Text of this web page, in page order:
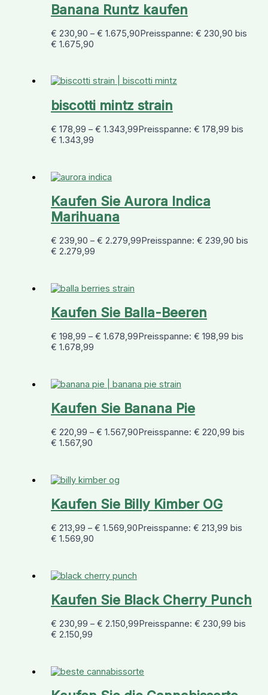
Banana Runtz kaufen
€ 230,90 –€ 1.675,90Preisspanne: € 230,90 bis
€ 1.675,90
biscotti mintz strain
€ 178,99 –€ 1.343,99Preisspanne: € 178,99 bis
€ 1.343,99
Kaufen Sie Aurora Indica
Marihuana
€ 239,90 –€ 2.279,99Preisspanne: € 239,90 bis
€ 2.279,99
Kaufen Sie Balla-Beeren
€ 198,99 –€ 1.678,99Preisspanne: € 198,99 bis
€ 1.678,99
Kaufen Sie Banana Pie
€ 220,99 –€ 1.567,90Preisspanne: € 220,99 bis
€ 1.567,90
Kaufen Sie Billy Kimber OG
€ 213,99 –€ 1.569,90Preisspanne: € 213,99 bis
€ 1.569,90
Kaufen Sie Black Cherry Punch
€ 230,99 –€ 2.150,99Preisspanne: € 230,99 bis
€ 2.150,99